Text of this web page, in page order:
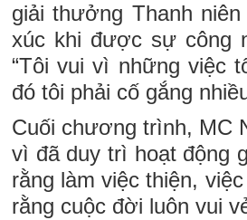
giải thưởng Thanh
xúc khi được sự công
“Tôi vui vì những việc
đó tôi phải cố gắng
Cuối chương trình, MC
vì đã duy trì hoạt động
rằng làm việc thiện,
rằng cuộc đời luôn vui